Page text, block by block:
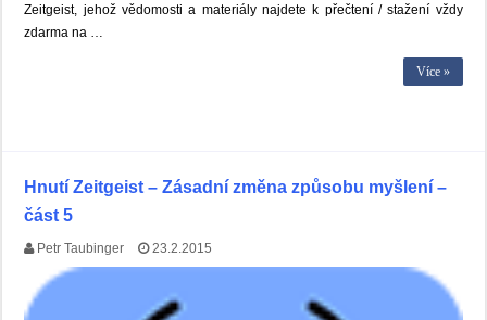
Zeitgeist, jehož vědomosti a materiály najdete k přečtení / stažení vždy
zdarma na …
Více »
Hnutí Zeitgeist – Zásadní změna způsobu myšlení –
část 5
Petr Taubinger 23.2.2015